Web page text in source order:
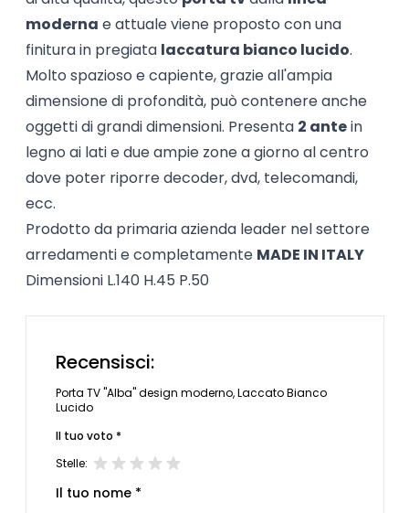
moderna e attuale viene proposto con una
finitura in pregiata laccatura bianco lucido.
Molto spazioso e capiente, grazie all'ampia
dimensione di profondità, può contenere anche
oggetti di grandi dimensioni. Presenta 2 antein
legno ai lati e due ampie zone a giorno al centro
dove poter riporre decoder, dvd, telecomandi,
ecc.
Prodotto da primaria azienda leader nel settore
arredamenti e completamente MADE IN ITALY
Dimensioni L.140 H.45 P.50
Recensisci:
Porta TV "Alba" design moderno, Laccato Bianco
Lucido
Il tuo voto *
Stelle:
Il tuo nome *